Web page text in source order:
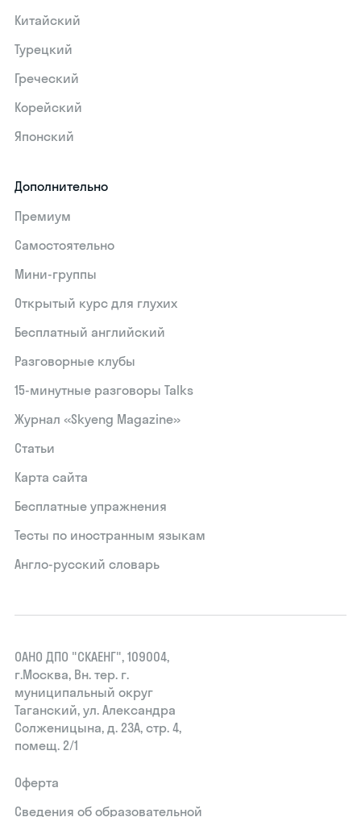
Китайский
Турецкий
Греческий
Корейский
Японский
Дополнительно
Премиум
Самостоятельно
Мини-группы
Открытый курс для глухих
Бесплатный английский
Разговорные клубы
15‑минутные разговоры Talks
Журнал «Skyeng Magazine»
Статьи
Карта сайта
Бесплатные упражнения
Тесты по иностранным языкам
Англо-русский словарь
ОАНО ДПО "СКАЕНГ", 109004,
г.Москва, Вн. тер. г.
муниципальный округ
Таганский, ул. Александра
Солженицына, д. 23А, стр. 4,
помещ. 2/1
Оферта
Сведения об образовательной